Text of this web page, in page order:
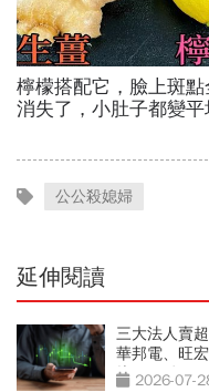
公公殺媳婦
延伸閱讀
三大法人賣
華邦電、旺
坑」買點
2026-07-